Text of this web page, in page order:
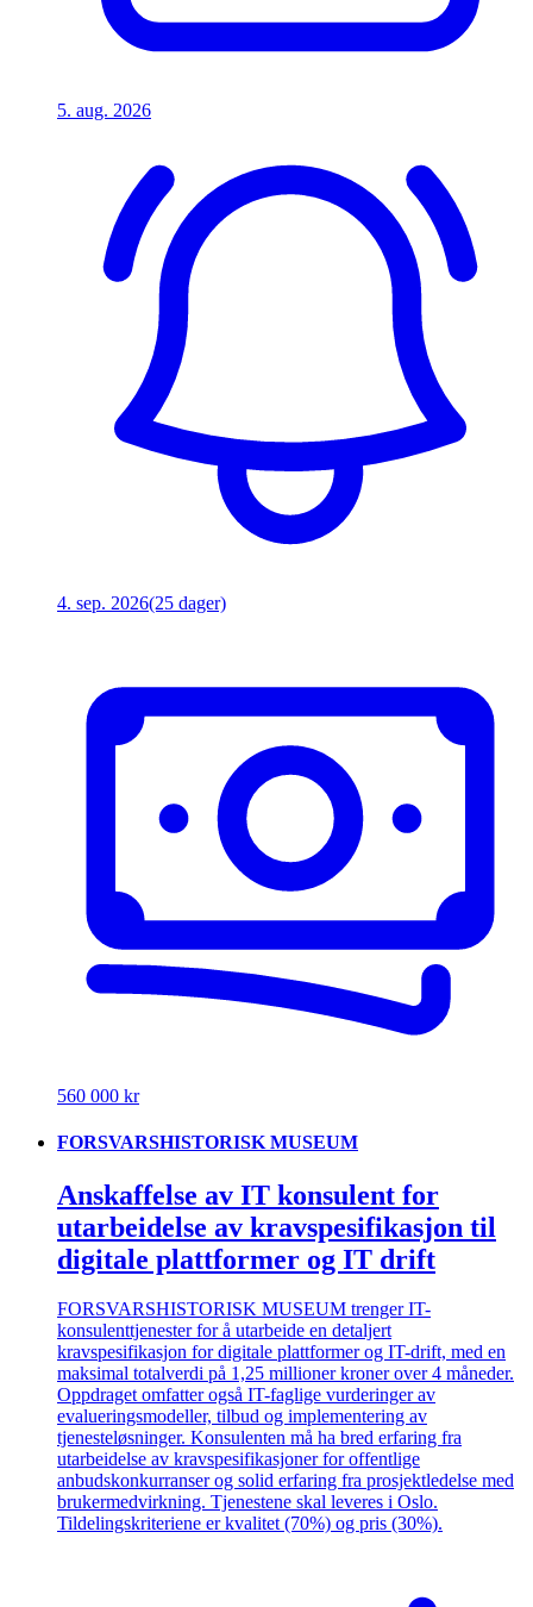
5. aug. 2026
4. sep. 2026(25 dager)
560 000 kr
FORSVARSHISTORISK MUSEUM
Anskaffelse av IT konsulent for
utarbeidelse av kravspesifikasjon til
digitale plattformer og IT drift
FORSVARSHISTORISK MUSEUM trenger IT-
konsulenttjenester for å utarbeide en detaljert
kravspesifikasjon for digitale plattformer og IT-drift, med en
maksimal totalverdi på 1,25 millioner kroner over 4 måneder.
Oppdraget omfatter også IT-faglige vurderinger av
evalueringsmodeller, tilbud og implementering av
tjenesteløsninger. Konsulenten må ha bred erfaring fra
utarbeidelse av kravspesifikasjoner for offentlige
anbudskonkurranser og solid erfaring fra prosjektledelse med
brukermedvirkning. Tjenestene skal leveres i Oslo.
Tildelingskriteriene er kvalitet (70%) og pris (30%).